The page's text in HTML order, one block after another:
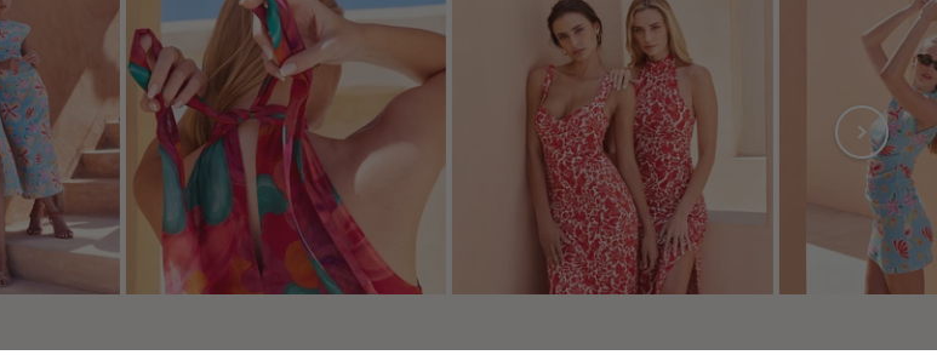
en garantissant la conformité avec les réglementations. Personnalisez vos préférences pour